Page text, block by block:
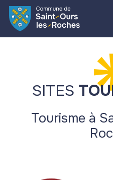
Skip
main
content
SITES
Tourisme à